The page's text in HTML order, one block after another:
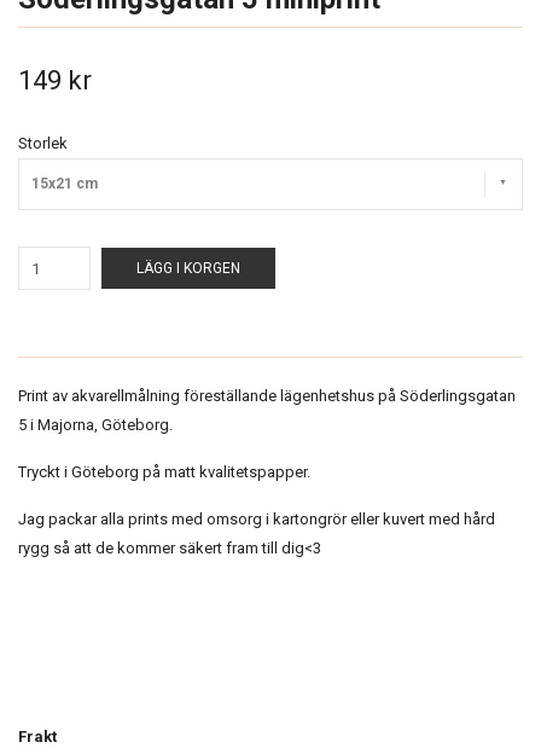
149 kr
Storlek
15x21 cm
LÄGG I KORGEN
Print av akvarellmålning föreställande lägenhetshus på Söderlingsgatan
5 i Majorna, Göteborg.
Tryckt i Göteborg på matt kvalitetspapper.
Jag packar alla prints med omsorg i kartongrör eller kuvert med hård
rygg så att de kommer säkert fram till dig<3
Frakt